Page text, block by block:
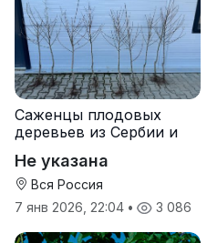
Саженцы плодовых
деревьев из Сербии и
Не указана
Вся Россия
7 янв 2026, 22:04 • 3 086